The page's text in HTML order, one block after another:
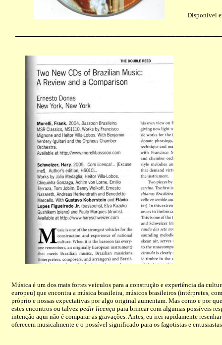
Disponível
Música é um dos mais fortes veículos para a construção e experiência da
europeu) que encontra a música brasileira, músicos brasileiros (intérpretes,
próprio e nossas expectativas por algo original aumentam. Mas como e por
estes encontros ou talvez pedir licença para brincar com algumas possíveis
intenção aqui não é comparar as gravações. Antes, eu irei rapidamente
oferecem musicalmente e o possível significado para os fagotistas e